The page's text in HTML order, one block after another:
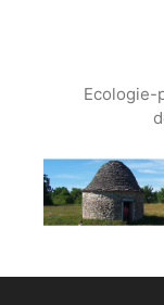
Ecologie-